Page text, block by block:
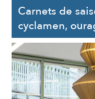
Carnets de
cyclamen,